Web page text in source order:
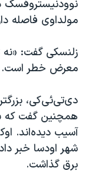
مولداوی فاصله
زلنسکی گفت: «نه
معرض خطر است.
دی‌تی‌ئی‌کی،
همچنین گفت که
آسیب دیده‌اند.
شهر اودسا خبر
برق گذاشت.